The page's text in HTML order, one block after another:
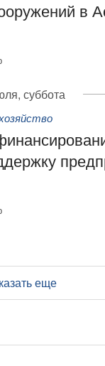
в
суббота
еще